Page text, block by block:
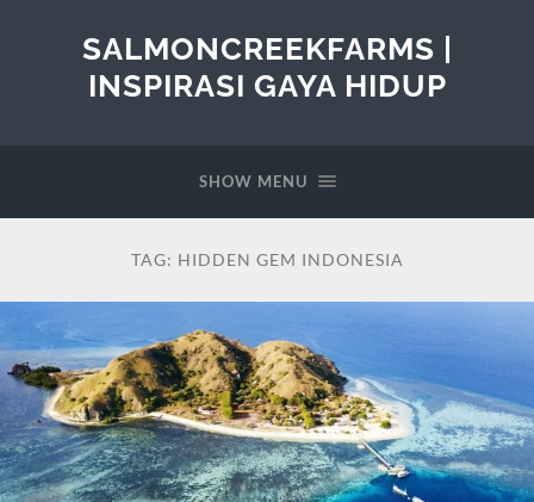
SALMONCREEKFARMS |
INSPIRASI GAYA HIDUP
SHOW MENU
TAG: HIDDEN GEM INDONESIA